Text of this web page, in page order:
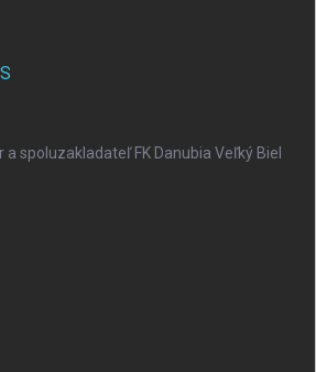
spoluzakladateľ FK Danubia Veľký Biel